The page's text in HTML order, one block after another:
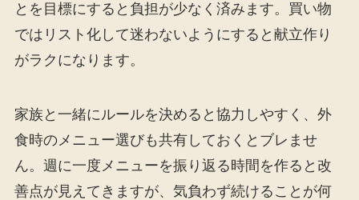
とを目標にすると負担が少なく済みます。買い物
ではリスト化して迷わないようにすると献立作り
がラクになります。
家族と一緒にルールを決めると協力しやすく、外
食時のメニュー選びも共有しておくとブレませ
ん。週に一度メニューを振り返る時間を作ると改
善点が見えてきますが、気負わず続けることが何